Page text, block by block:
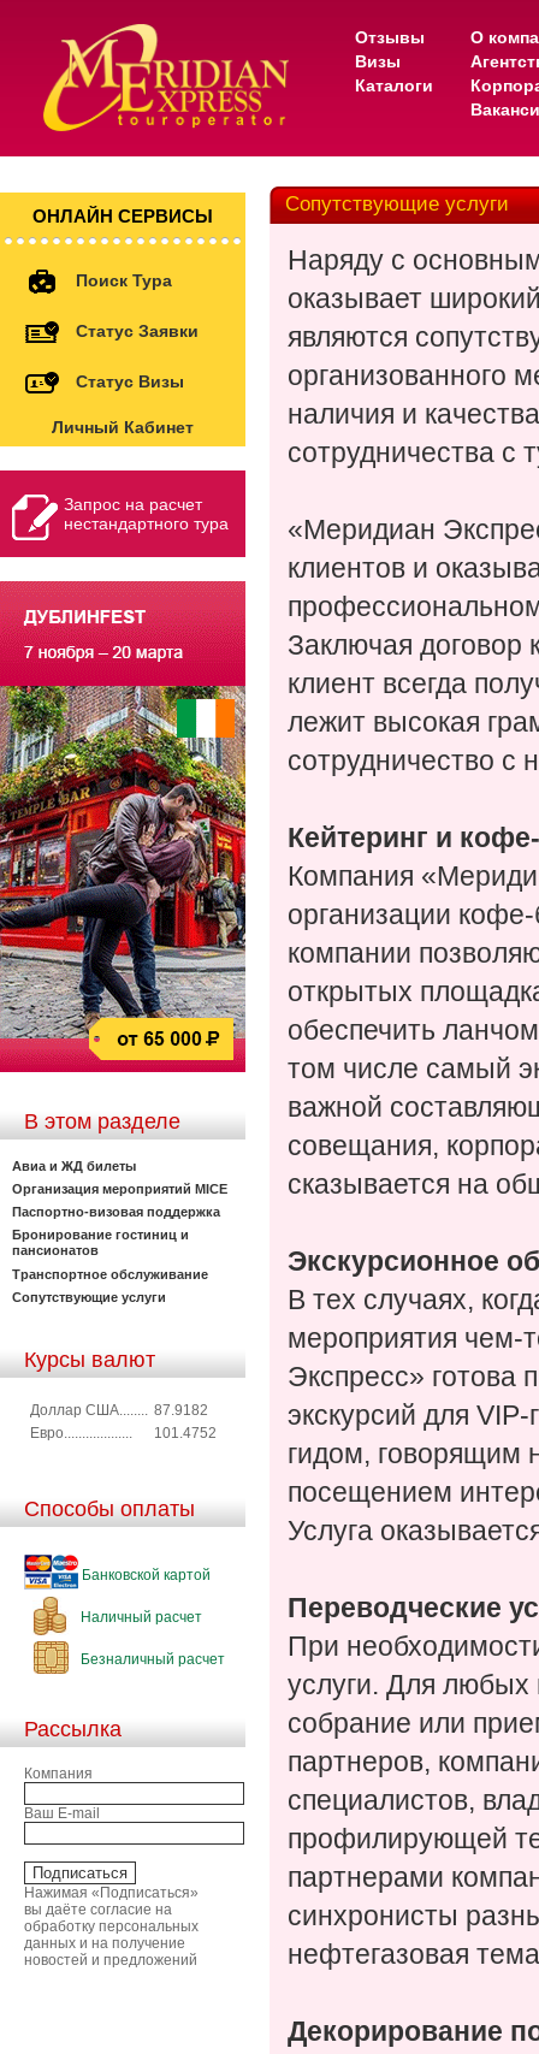
Отзывы
Визы
Каталоги
О
ОНЛАЙН СЕРВИСЫ
Поиск Тура
Статус Заявки
Статус Визы
Личный Кабинет
Запрос на расчет
нестандартного тура
В этом разделе
Авиа и ЖД билеты
Организация мероприятий MICE
Паспортно-визовая поддержка
Бронирование гостиниц и
пансионатов
Транспортное обслуживание
Сопутствующие услуги
Курсы валют
Доллар США........ 87.9182
Евро...................
101.4752
Способы оплаты
Банковской картой
Наличный расчет
Безналичный расчет
Рассылка
Компания
Ваш E-mail
Нажимая «Подписаться»
вы даёте согласие на
обработку персональных
данных и на получение
новостей и предложений
Сопутствующие услуги
Наряду с
оказывает
являются
организованного
наличия и
сотрудничества с
«Меридиан
клиентов и
Заключая договор
клиент всегда
лежит высокая
сотрудничество
Кейтеринг и
Компания
организации
компании
открытых
обеспечить
том числе самый
важной
совещания,
сказывается на
Экскурсионное
В тех случаях,
мероприятия чем-
Экспресс» готова
экскурсий для
гидом, говорящим
посещением
Услуга
Переводческие
При
услуги. Для любых
собрание или
партнеров,
специалистов,
профилирующей
партнерами
синхронисты
нефтегазовая
Декорирование